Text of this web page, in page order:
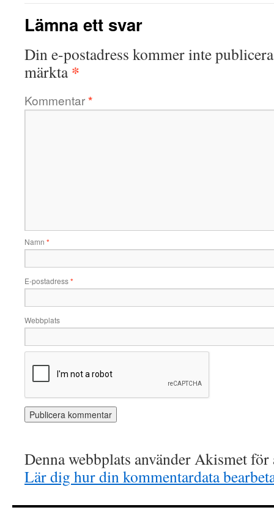
Lämna ett svar
Din e-postadress kommer inte
märkta*
Kommentar*
Namn *
E-postadress*
Webbplats
Denna webbplats använder Akismet
Lär dig hur din kommentardata